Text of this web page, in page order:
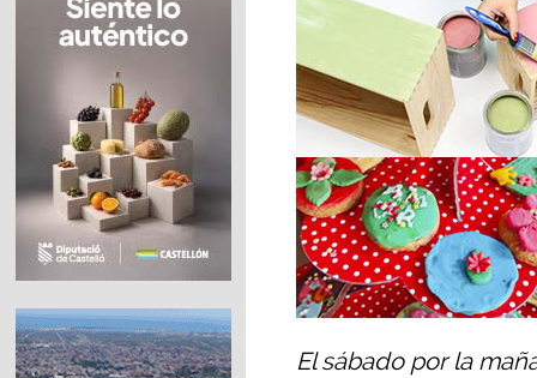
El sábado por la